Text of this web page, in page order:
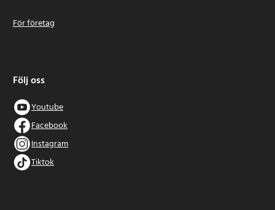
För företag
Följ oss
Youtube
Facebook
Instagram
Tiktok